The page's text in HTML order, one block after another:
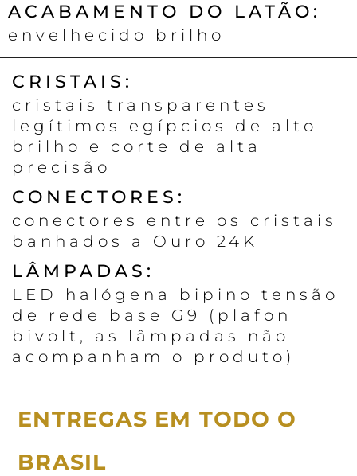
ACABAMENTO DO LATÃO:
envelhecido brilho
CRISTAIS:
cristais transparentes
legítimos egípcios de alto
brilho e corte de alta
precisão
CONECTORES:
conectores entre os cristais
banhados a Ouro 24K
LÂMPADAS:
LED halógena bipino tensão
de rede base G9 (plafon
bivolt, as lâmpadas não
acompanham o produto)
ENTREGAS EM TODO O
BRASIL